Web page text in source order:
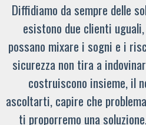
Diffidiamo da sempre delle
esistono due clienti
possano mixare i sogni e i
sicurezza non tira a
costruiscono insieme, il
ascoltarti, capire che
ti proporremo una